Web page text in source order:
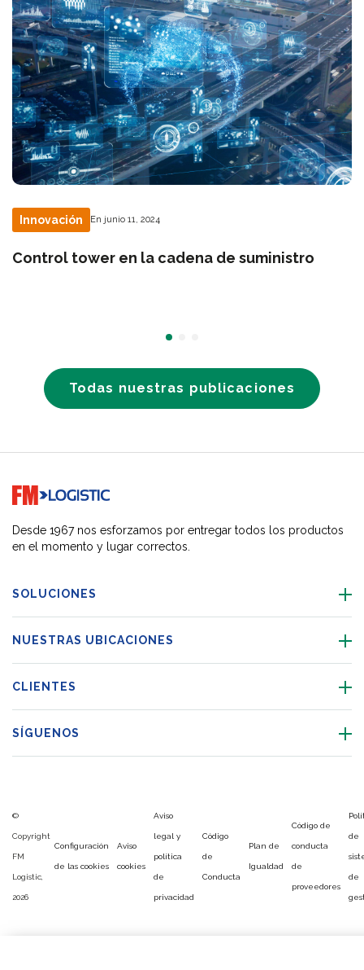
Innovación En junio 11, 2024
Control tower en la cadena de suministro
Todas nuestras publicaciones
Go to home page
Desde 1967 nos esforzamos por entregar todos los productos
en el momento y lugar correctos.
SOLUCIONES
NUESTRAS UBICACIONES
CLIENTES
SÍGUENOS
©
Copyright
FM
Logistic,
2026
Configuración
de las cookies
Aviso
cookies
Aviso
legal y
política
de
privacidad
Código
de
Conducta
Plan de
Igualdad
Código de
conducta
de
proveedores
de
de